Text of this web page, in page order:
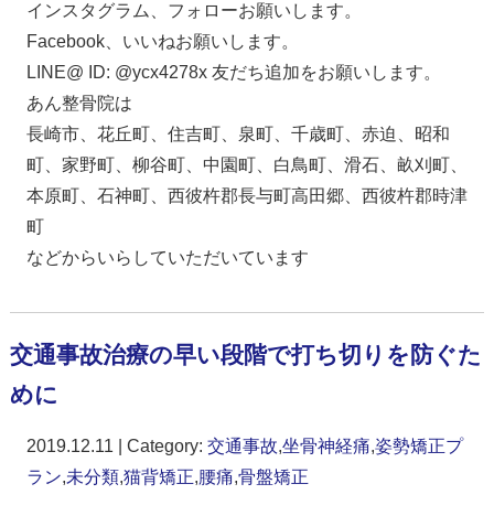
インスタグラム、フォローお願いします。
Facebook、いいねお願いします。
LINE@ ID: @ycx4278x 友だち追加をお願いします。
あん整骨院は
長崎市、花丘町、住吉町、泉町、千歳町、赤迫、昭和
町、家野町、柳谷町、中園町、白鳥町、滑石、畝刈町、
本原町、石神町、西彼杵郡長与町高田郷、西彼杵郡時津
町
などからいらしていただいています
交通事故治療の早い段階で打ち切りを防ぐた
めに
2019.12.11 | Category: 交通事故,坐骨神経痛,姿勢矯正プ
ラン,未分類,猫背矯正,腰痛,骨盤矯正